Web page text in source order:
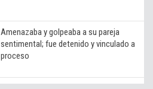
Amenazaba y golpeaba a su pareja
sentimental; fue detenido y vinculado a
proceso